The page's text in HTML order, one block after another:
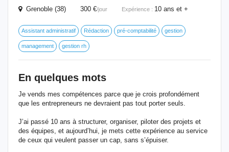
Grenoble (38) 300 €/jour Expérience : 10 ans et +
Assistant administratif Rédaction pré-comptabilité gestion
management gestion rh
En quelques mots
Je vends mes compétences parce que je crois profondément
que les entrepreneurs ne devraient pas tout porter seuls.
J’ai passé 10 ans à structurer, organiser, piloter des projets et
des équipes, et aujourd’hui, je mets cette expérience au service
de ceux qui veulent passer un cap, sans s’épuiser.